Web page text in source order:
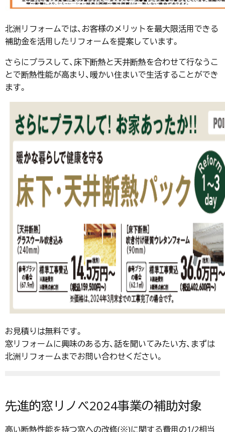
北洲リフォームでは、お客様のメリットを最大限活用できる
補助金を活用したリフォームを提案しています。
さらにプラスして、床下断熱と天井断熱を合わせて行なうこ
とで断熱性能が高まり、暖かい住まいで生活することができ
ます。
お見積りは無料です。
窓リフォームに興味のある方、話を聞いてみたい方、まずは
北洲リフォームまでお問い合わせください。
先進的窓リノベ2024事業の補助対象
高い断熱性能を持つ窓への改修(※)に関する費用の1/2相当